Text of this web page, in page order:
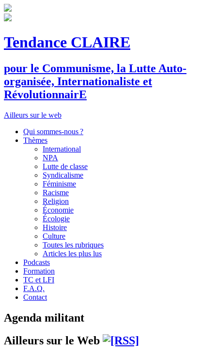
Tendance CLAIRE
pour le Communisme, la Lutte Auto-
organisée, Internationaliste et
RévolutionnairE
Ailleurs sur le web
Qui sommes-nous ?
Thèmes
International
NPA
Lutte de classe
Syndicalisme
Féminisme
Racisme
Religion
Économie
Écologie
Histoire
Culture
Toutes les rubriques
Articles les plus lus
Podcasts
Formation
TC et LFI
F.A.Q.
Contact
Agenda militant
Ailleurs sur le Web